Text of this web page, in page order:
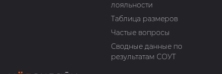
лояльности
Таблица размеров
Частые вопросы
Сводные данные по
результатам СОУТ